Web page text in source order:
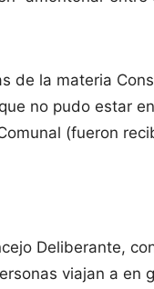
de la materia
no pudo estar
(fueron
Deliberante,
viajan a en